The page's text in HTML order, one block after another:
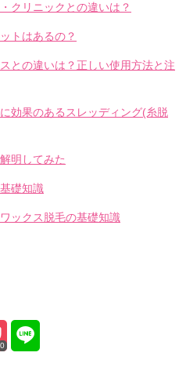
クリニックとの違いは？
トはあるの？
との違いは？正しい使用方法と注
効果のあるスレッディング(糸脱
明してみた
礎知識
ックス脱毛の基礎知識
0